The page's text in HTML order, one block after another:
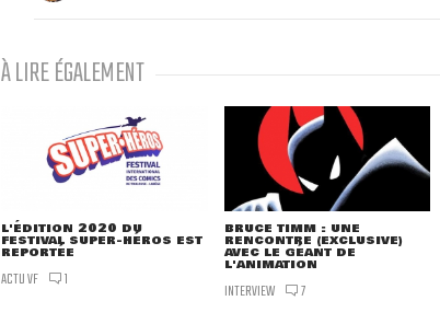
À LIRE ÉGALEMENT
L'ÉDITION 2020 DU
FESTIVAL SUPER-HÉROS EST
REPORTÉE
ACTU VF 1
BRUCE TIMM : UNE
RENCONTRE (EXCLUSIVE)
AVEC LE GÉANT DE
L'ANIMATION
INTERVIEW 7